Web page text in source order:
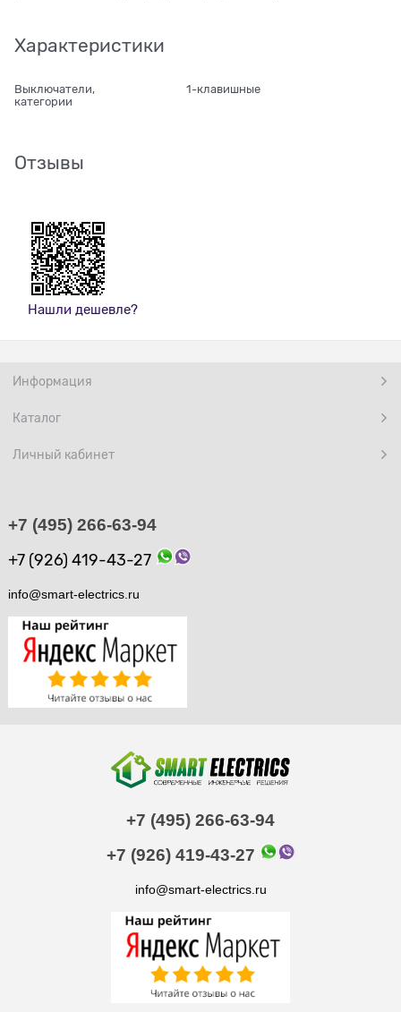
Характеристики
Выключатели,
категории
1-клавишные
Отзывы
Нашли дешевле?
Информация
Каталог
Личный кабинет
+7 (495) 266-63-94
+7 (926) 419-43-27
info@smart-electrics.ru
+7 (495) 266-63-94
+7 (926) 419-43-27
info@smart-electrics.ru